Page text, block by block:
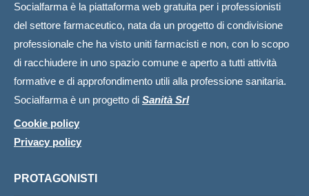
Socialfarma è la piattaforma web gratuita per i professionisti
del settore farmaceutico, nata da un progetto di condivisione
professionale che ha visto uniti farmacisti e non, con lo scopo
di racchiudere in uno spazio comune e aperto a tutti attività
formative e di approfondimento utili alla professione sanitaria.
Socialfarma è un progetto di Sanità Srl
Cookie policy
Privacy policy
PROTAGONISTI